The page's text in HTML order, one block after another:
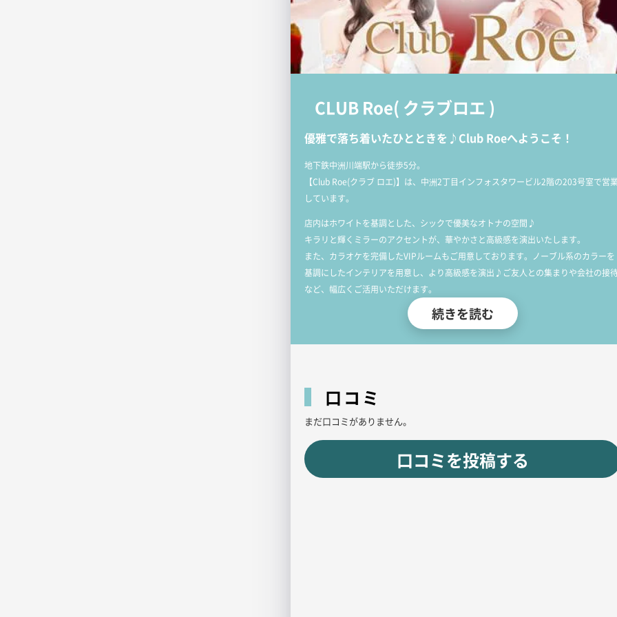
CLUB Roe( クラブロエ )
優雅で落ち着いたひとときを♪Club Roeへようこそ！
地下鉄中洲川端駅から徒歩5分。
【Club Roe(クラブ ロエ)】は、中洲2丁目インフォスタワービル2階の203号室で営
しています。
店内はホワイトを基調とした、シックで優美なオトナの空間♪
キラリと輝くミラーのアクセントが、華やかさと高級感を演出いたします。
また、カラオケを完備したVIPルームもご用意しております。ノーブル系のカラーを
基調にしたインテリアを用意し、より高級感を演出♪ご友人との集まりや会社の接
など、幅広くご活用いただけます。
おもてなしをする女性は、おしとやかな雰囲気を漂わせる美女。
彼女たちの美貌と優しい笑みは、お客様の心を魅了して離しません。
提示ください。
「60分 6,000円 飲み放題付き」でご案内させていただきます。
続きを読む
口コミ
まだ口コミがありません。
口コミを投稿する